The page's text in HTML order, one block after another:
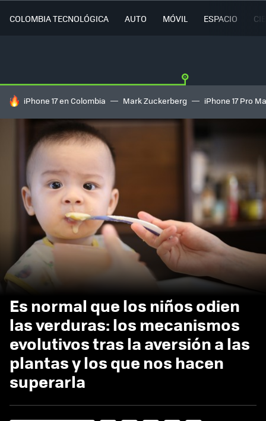
COLOMBIA TECNOLÓGICA AUTO MÓVIL ESPACIO
HOY SE HABLA DE
iPhone 17 en Colombia Mark Zuckerberg iPhone 17 Pro
Es normal que los niños odien
las verduras: los mecanismos
evolutivos tras la aversión a las
plantas y los que nos hacen
superarla